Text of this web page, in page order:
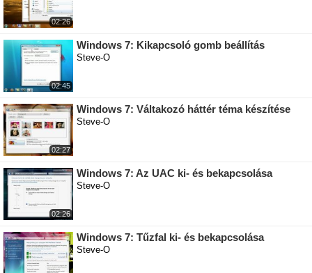
02:26
02:45
Windows 7: Kikapcsoló gomb beállítás
Steve-O
02:27
Windows 7: Váltakozó háttér téma készítése
Steve-O
02:26
Windows 7: Az UAC ki- és bekapcsolása
Steve-O
Windows 7: Tűzfal ki- és bekapcsolása
Steve-O